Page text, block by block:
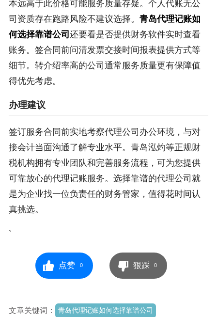
本远高于此价格可能服务质量存疑。个人代账无公
司资质存在跑路风险不建议选择。 青岛代理记账如
何选择靠谱公司 还要看是否提供财务软件实时查看
账务。签合同前问清发票交接时间报表提供方式等
细节。转介绍率高的公司通常服务质量更有保障值
得优先考虑。
办理建议
签订服务合同前实地考察代理公司办公环境，与对
接会计当面沟通了解专业水平。青岛泓灼等正规财
税机构拥有专业团队和完善服务流程，可为您提供
可靠放心的代理记账服务。选择靠谱的代理公司就
是为企业找一位负责任的财务管家，值得花时间认
真挑选。
`
点赞 0 狠踩 0
文章关键词： 青岛代理记账如何选择靠谱公司